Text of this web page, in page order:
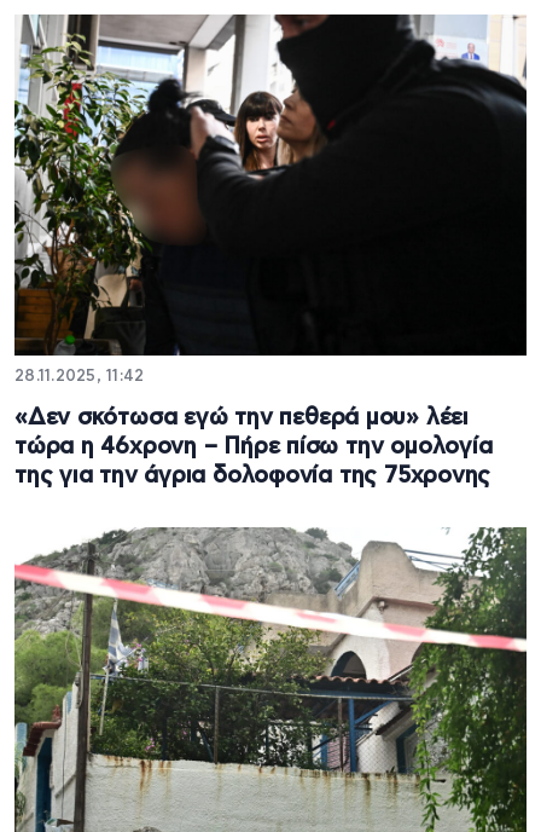
28.11.2025, 11:42
«Δεν σκότωσα εγώ την πεθερά μου» λέει
τώρα η 46χρονη – Πήρε πίσω την ομολογία
της για την άγρια δολοφονία της 75χρονης